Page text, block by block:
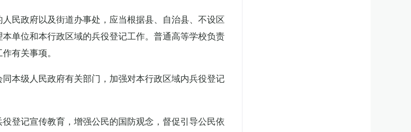
民政府以及街道办事处，应当根据县、自治县、不设区
单位和本行政区域的兵役登记工作。普通高等学校负责
有关事项。
本级人民政府有关部门，加强对本行政区域内兵役登记
登记宣传教育，增强公民的国防观念，督促引导公民依